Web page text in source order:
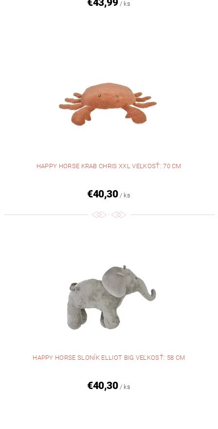
€43,99 / ks
HAPPY HORSE KRAB CHRIS XXL VEĽKOSŤ: 70 CM
€40,30 / ks
HAPPY HORSE SLONÍK ELLIOT BIG VEĽKOSŤ: 58 CM
€40,30 / ks